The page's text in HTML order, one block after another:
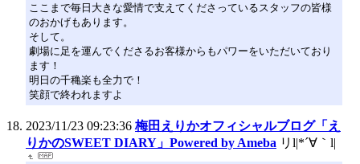
ここまで毎日大きな愛情で支えてくださっているスタッフの皆様
のおかげもあります。
そして。
劇場に足を運んでくださるお客様からもパワーをいただいており
ます！
明日の千穐楽も全力で！
笑顔で終われますよ
2023/11/23 09:23:36 梅田えりかオフィシャルブログ「え
りかのSWEET DIARY」Powered by Ameba リl|*´∀｀l|